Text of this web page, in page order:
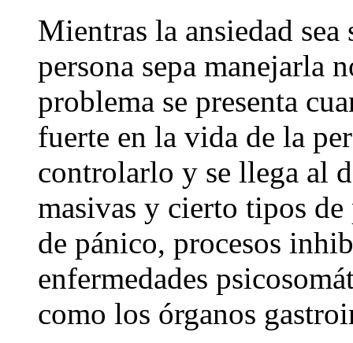
Mientras la ansiedad
persona sepa manejarla
problema se presenta
fuerte en la vida de la
controlarlo y se llega al
masivas y cierto tipos
de pánico, procesos
enfermedades
como los órganos